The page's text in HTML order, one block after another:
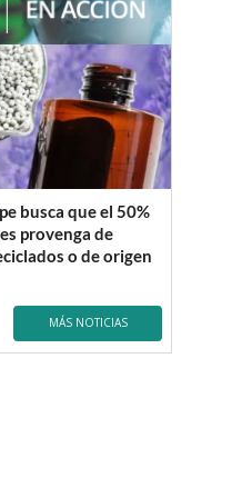
busca que el 50%
provenga de
o de origen
MÁS NOTICIAS